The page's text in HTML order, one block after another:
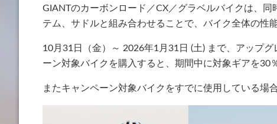
GIANTのカーボンロード／CX／グラベルバイクは、
テム、サドルと組み合わせることで、バイク全体の性
10月31日（金）～ 2026年1月31日 (土) まで、アップ
ーン対象バイクを購入すると、期間中に対象ギアを30
またキャンペーン対象バイクをすでに使用している場